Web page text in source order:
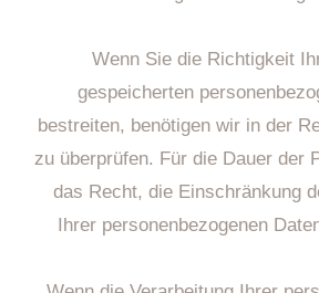
Wenn Sie die Richtigkeit
gespeicherten
bestreiten, benötigen wir in der
zu überprüfen. Für die Dauer der
das Recht, die Einschränkung
Ihrer personenbezogenen